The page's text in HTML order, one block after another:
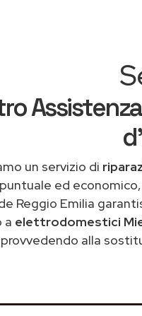
un servizio di
ed
Reggio Emilia
a elettrodomestici
provvedendo alla